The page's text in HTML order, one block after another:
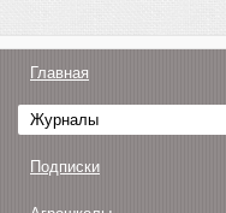
Главная
Журналы
Подписки